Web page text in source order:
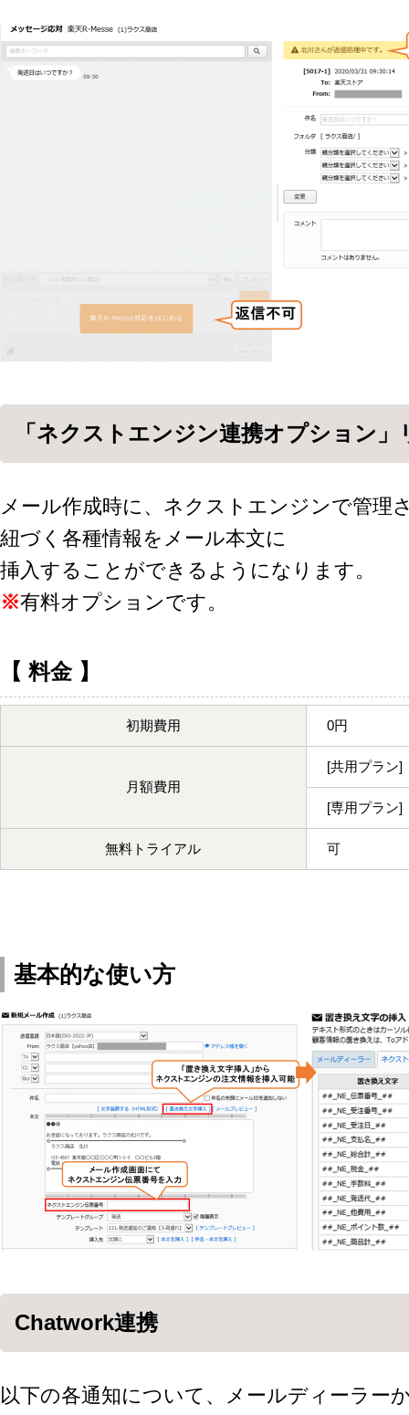
「ネクストエンジン連携オプション」
メール作成時に、ネクストエンジンで管理
紐づく各種情報をメール本文に
挿入することができるようになります。
※有料オプションです。
【 料金 】
初期費用 0円
月額費用
[共用プラン
[専用プラン
無料トライアル 可
基本的な使い方
Chatwork連携
以下の各通知について、メールディーラー